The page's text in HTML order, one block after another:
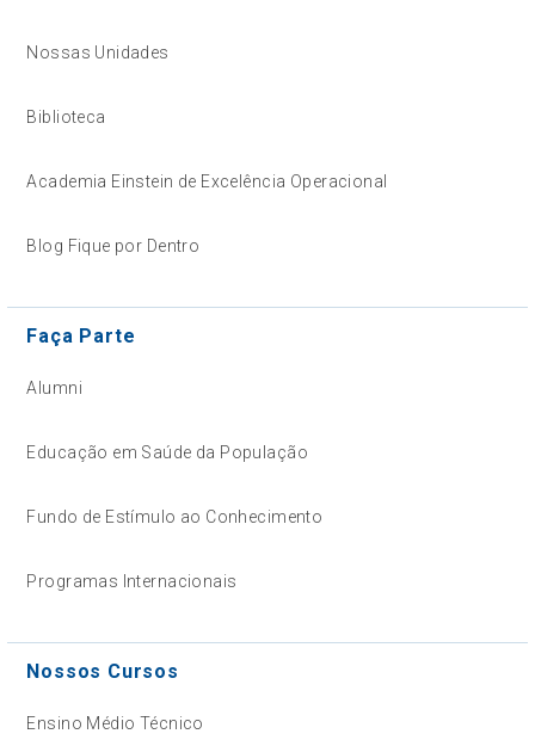
Nossas Unidades
Biblioteca
Academia Einstein de Excelência Operacional
Blog Fique por Dentro
Faça Parte
Alumni
Educação em Saúde da População
Fundo de Estímulo ao Conhecimento
Programas Internacionais
Nossos Cursos
Ensino Médio Técnico